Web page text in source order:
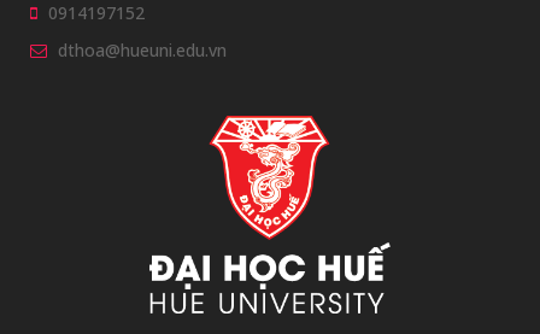
0914197152
dthoa@hueuni.edu.vn